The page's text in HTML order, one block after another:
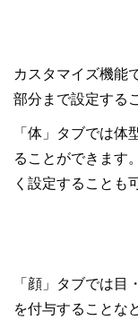
カスタマイズ機能
部分まで設定する
「体」タブでは
ることができます
く設定することも
「顔」タブでは
を付与することな